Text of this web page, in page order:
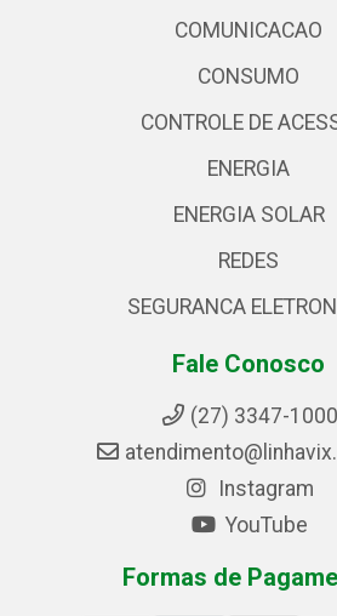
COMUNICACAO
CONSUMO
CONTROLE DE
ENERGIA
ENERGIA SOLAR
REDES
SEGURANCA
Fale Conosco
(27) 3347-1000
Instagram
YouTube
Formas de